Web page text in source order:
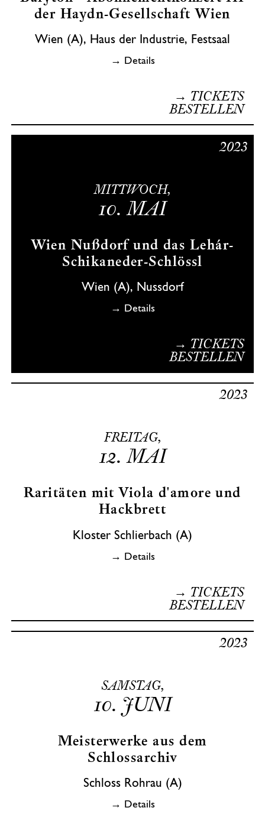
der Haydn-Gesellschaft Wien
Wien (A), Haus der Industrie, Festsaal
→ Details
→ TICKETS
BESTELLEN
MITTWOCH,
10. MAI
2023
Wien Nußdorf und das Lehár-
Schikaneder-Schlössl
Wien (A), Nussdorf
→ Details
→ TICKETS
BESTELLEN
FREITAG,
12. MAI
2023
Raritäten mit Viola d'amore und
Hackbrett
Kloster Schlierbach (A)
→ Details
→ TICKETS
BESTELLEN
SAMSTAG,
10. JUNI
2023
Meisterwerke aus dem
Schlossarchiv
Schloss Rohrau (A)
→ Details